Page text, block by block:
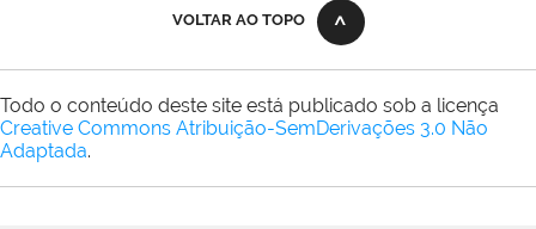
VOLTAR AO TOPO
Todo o conteúdo deste site está publicado sob a licença
Creative Commons Atribuição-SemDerivações 3.0 Não
Adaptada.